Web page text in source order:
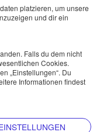
platzieren, um unsere
und dir ein
Falls du dem nicht
Cookies.
„Einstellungen“. Du
Informationen findest